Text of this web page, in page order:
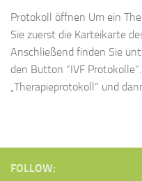
Protokoll öffnen Um ein
Sie zuerst die Karteikarte
Anschließend finden Sie
den Button “IVF
„Therapieprotokoll“ und
FOLLOW: